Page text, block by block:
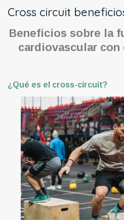
Cross circuit
Beneficios sobre la
cardiovascular
¿Qué es el cross-circuit?